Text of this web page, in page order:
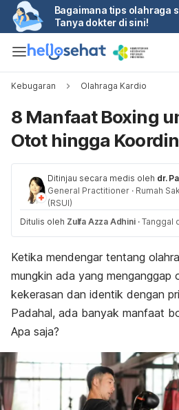
Bagaimana tips olahraga
Tanya dokter di sini!
Kebugaran Olahraga Kardio
8 Manfaat Boxing
Otot hingga
Ditinjau secara medis oleh dr.
General Practitioner · Rumah
(RSUI)
Ditulis oleh Zulfa Azza Adhini · Tanggal
Ketika mendengar tentang
mungkin ada yang menganggap
kekerasan dan identik dengan
Padahal, ada banyak manfaat
Apa saja?